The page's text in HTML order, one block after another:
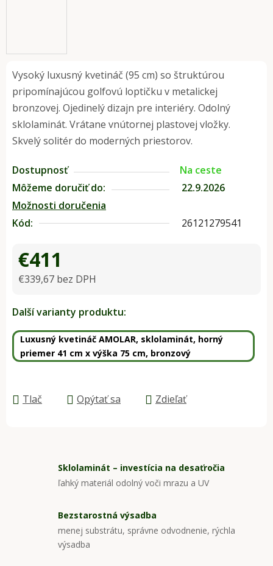
Vysoký luxusný kvetináč (95 cm) so štruktúrou
pripomínajúcou golfovú loptičku v metalickej
bronzovej. Ojedinelý dizajn pre interiéry. Odolný
sklolaminát. Vrátane vnútornej plastovej vložky.
Skvelý solitér do moderných priestorov.
Dostupnosť
Na ceste
Môžeme doručiť do:
22.9.2026
Možnosti doručenia
Kód:
26121279541
€411
€339,67 bez DPH
Další varianty produktu:
Luxusný kvetináč AMOLAR, sklolaminát, horný
priemer 41 cm x výška 75 cm, bronzový
Tlač Opýtať sa Zdieľať
Sklolaminát – investícia na desaťročia
ľahký materiál odolný voči mrazu a UV
Bezstarostná výsadba
menej substrátu, správne odvodnenie, rýchla
výsadba